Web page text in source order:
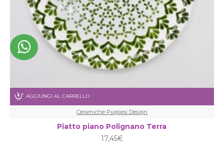
Ceramiche Pugliesi Design
Piatto piano Polignano Terra
17,45€
AGGIUNGI AL CARRELLO